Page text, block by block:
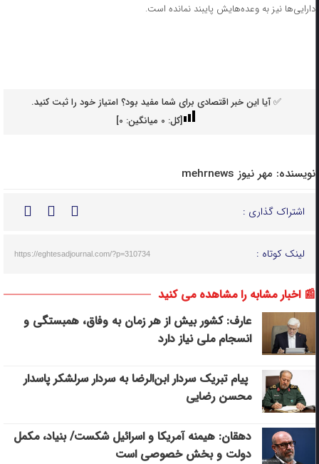
دارایی‌ها نیز به وعده‌هایش پایبند نمانده است.
✅ آیا این خبر اقتصادی برای شما مفید بود؟ امتیاز خود را ثبت کنید.
[کل: 0میانگین: 0
]
نویسنده: مهر نیوز mehrnews
اشتراک گذاری :
لینک کوتاه : https://eghtesadjournal.com/?p=310734
📰 اخبار مشابه را مشاهده می کنید
عارف: کشور بیش از هر زمان به وفاق، همبستگی و
انسجام ملی نیاز دارد
پیام تبریک سردار ابن‌الرضا به سردار سرلشکر پاسدار
محسن رضایی
دهقان: هیمنه آمریکا و اسرائیل شکست/ بنیاد، مکمل
دولت و بخش خصوصی است